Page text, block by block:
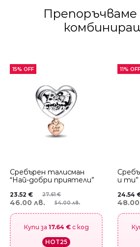
15% OFF
Сребърен талисман
“Най-добри приятели”
27.61€
23.52 €
54.00 лв.
46.00 лв.
Купи за 17.64 €с код
HOT25
11% OFF
и ти”
24.54